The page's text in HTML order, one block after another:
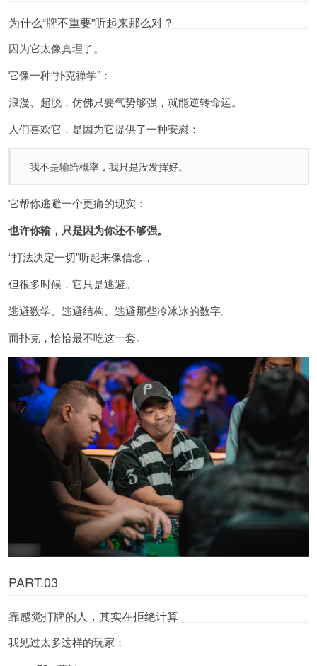
为什么“牌不重要”听起来那么对？
因为它太像真理了。
它像一种“扑克禅学”：
浪漫、超脱，仿佛只要气势够强，就能逆转命运。
人们喜欢它，是因为它提供了一种安慰：
我不是输给概率，我只是没发挥好。
它帮你逃避一个更痛的现实：
也许你输，只是因为你还不够强。
“打法决定一切”听起来像信念，
但很多时候，它只是逃避。
逃避数学、逃避结构、逃避那些冷冰冰的数字。
而扑克，恰恰最不吃这一套。
PART.03
靠感觉打牌的人，其实在拒绝计算
我见过太多这样的玩家：